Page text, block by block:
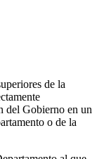
de la
del Gobierno en un
o de la